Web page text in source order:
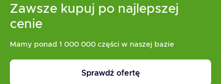
Zawsze kupuj po najlepszej
cenie
Mamy ponad 1 000 000 części w naszej bazie
Sprawdź ofertę